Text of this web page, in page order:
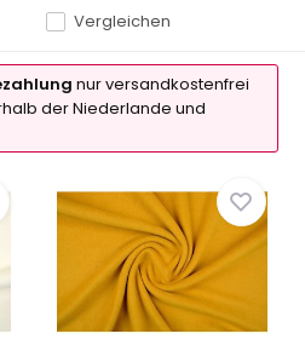
Vergleichen
nur versandkostenfrei
der Niederlande und